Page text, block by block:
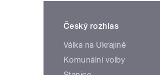
Český rozhlas
Válka na Ukrajině
Komunální volby